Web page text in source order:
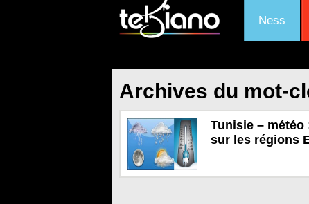
Ness
Archives du mot-
Tunisie –
sur les régions